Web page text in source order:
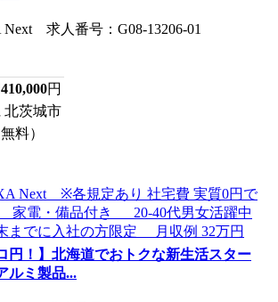
求人番号：G08-13206-01
410,000円
北茨城市
料）
円！】北海道でおトクな新生活スター
ルミ製品...